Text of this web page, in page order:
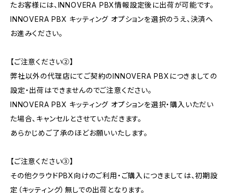
たお客様には、INNOVERA PBX情報設定後に出荷が可能です。
INNOVERA PBX キッティング オプションを選択のうえ、決済へ
お進みください。
【ご注意ください②】
弊社以外の代理店にてご契約のINNOVERA PBXにつきましての
設定・出荷はできませんのでご注意ください。
INNOVERA PBX キッティング オプションを選択・購入いただい
た場合、キャンセルとさせていただきます。
あらかじめご了承のほどお願いいたします。
【ご注意ください③】
その他クラウドPBX向けのご利用・ご購入につきましては、初期設
定（キッティング）無しでの出荷となります。